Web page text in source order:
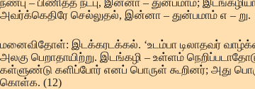
அவர்க்கெதிரே செல்லுதல், இன்னா – துன்பமாம் எ – று.
மனைவிதோள்: இடக்கரடக்கல். ‘உடம்பா டிலாதவர்
அலகு பெறாதாயிற்று. இடங்கழி – உள்ளம்
கள்ளுண்டு களிப்போர் எனப் பொருள் கூறினர்; அது
கொள்க. (12)